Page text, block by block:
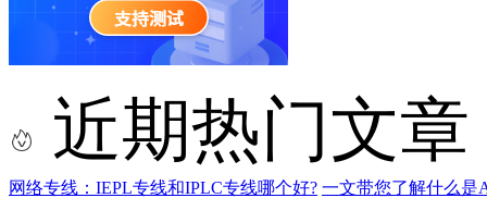
近期热门文章
网络专线：IEPL专线和IPLC专线哪个好? 一文带您了解什么是